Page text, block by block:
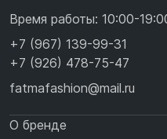
Время работы: 10:00-
+7 (967) 139-99-31
+7 (926) 478-75-47
fatmafashion@mail.ru
О бренде